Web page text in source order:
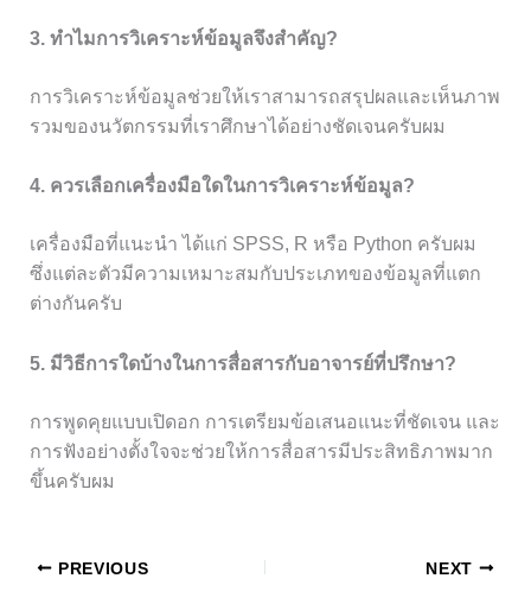
3. ทำไมการวิเคราะห์ข้อมูลจึงสำคัญ?
การวิเคราะห์ข้อมูลช่วยให้เราสามารถสรุปผลและเห็นภาพ
รวมของนวัตกรรมที่เราศึกษาได้อย่างชัดเจนครับผม
4. ควรเลือกเครื่องมือใดในการวิเคราะห์ข้อมูล?
เครื่องมือที่แนะนำ ได้แก่ SPSS, R หรือ Python ครับผม
ซึ่งแต่ละตัวมีความเหมาะสมกับประเภทของข้อมูลที่แตก
ต่างกันครับ
5. มีวิธีการใดบ้างในการสื่อสารกับอาจารย์ที่ปรึกษา?
การพูดคุยแบบเปิดอก การเตรียมข้อเสนอแนะที่ชัดเจน และ
การฟังอย่างตั้งใจจะช่วยให้การสื่อสารมีประสิทธิภาพมาก
ขึ้นครับผม
PREVIOUS NEXT